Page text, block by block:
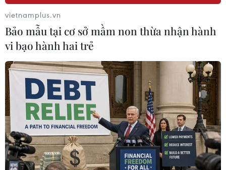
Ngay đầu hiệp 2, Văn Toàn đã nâng tỷ số lên 3-0. (Ảnh: Minh
Chiến/Vietnam+)
vietnamplus.vn
Bảo mẫu tại cơ sở mầm non thừa nhận hành
vi bạo hành hai trẻ